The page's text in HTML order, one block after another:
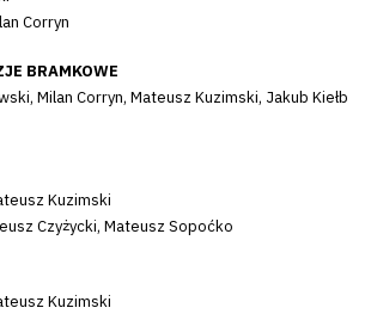
Corryn
BRAMKOWE
Milan Corryn, Mateusz Kuzimski, Jakub Kiełb
Kuzimski
Czyżycki, Mateusz Sopoćko
Kuzimski